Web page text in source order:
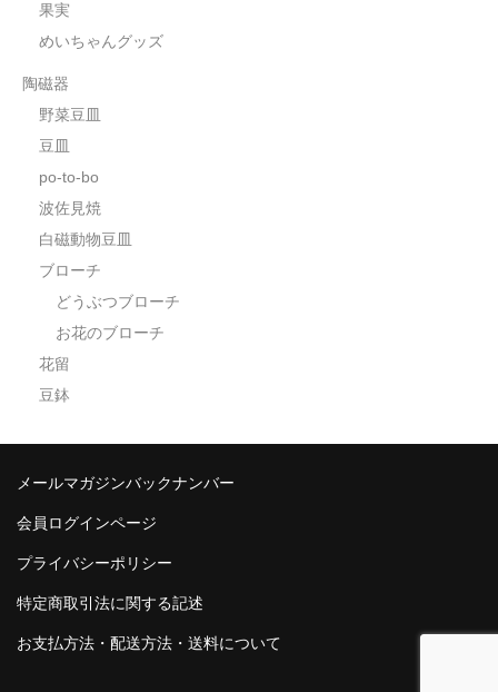
果実
めいちゃんグッズ
陶磁器
野菜豆皿
豆皿
po-to-bo
波佐見焼
白磁動物豆皿
ブローチ
どうぶつブローチ
お花のブローチ
花留
豆鉢
メールマガジンバックナンバー
会員ログインページ
プライバシーポリシー
特定商取引法に関する記述
お支払方法・配送方法・送料について